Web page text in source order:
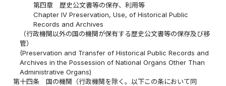
第四章 歴史公文書等の保存、利用等
Chapter IV Preservation, Use, of Historical Public
Records and Archives
（行政機関以外の国の機関が保有する歴史公文書等の保存及び移
管）
(Preservation and Transfer of Historical Public Records and
Archives in the Possession of National Organs Other Than
Administrative Organs)
第十四条
国の機関（行政機関を除く。以下この条において同